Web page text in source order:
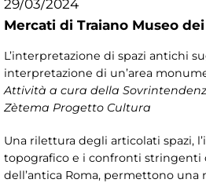
29/03/2024
Mercati di Traiano Museo
L’interpretazione di spazi antichi
interpretazione di un’area
Attività a cura della
Zètema Progetto Cultura
Una rilettura degli articolati spazi,
topografico e i confronti stringenti
dell’antica Roma, permettono una